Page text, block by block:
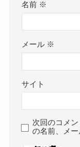
名前 ※
メール ※
サイト
次回のコメ
の名前、メー